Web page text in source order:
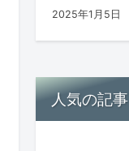
2025年1月5日
人気の記事